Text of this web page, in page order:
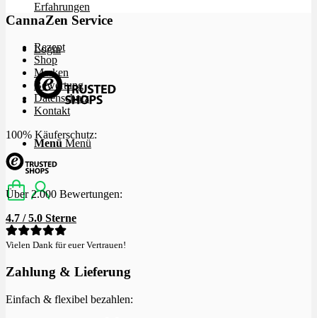
Erfahrungen
Login
Menü Menü
CannaZen Service
Rezept
Shop
Marken
Bewertung
Datenschutz
Kontakt
100% Käuferschutz:
Über 2.000 Bewertungen:
4.7 / 5.0 Sterne
Vielen Dank für euer Vertrauen!
Zahlung & Lieferung
Einfach & flexibel bezahlen: